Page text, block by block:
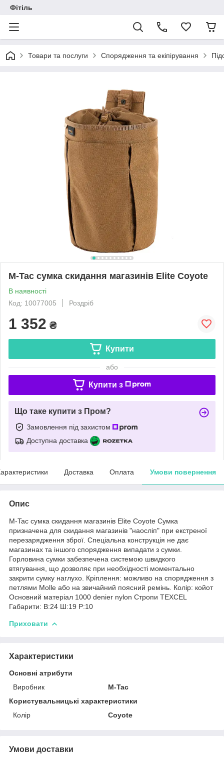
Фітіль
Товари та послуги Спорядження та екіпірування
M-Tac сумка скидання магазинів Elite Coyote
В наявності
Код: 10077005
Роздріб
1 352 ₴
Купити
або
Купити з
Що таке купити з Пром?
Замовлення під захистом
Доступна доставка
Доставка Оплата Умови повернення
Опис
M-Tac сумка скидання магазинів Elite Coyote Сумка
призначена для скидання магазинів "наосліп" при екстреної
перезарядження зброї. Спеціальна конструкція не дає
магазинах та іншого спорядження випадати з сумки.
Горловина сумки забезпечена системою швидкого
втягування, що дозволяє при необхідності моментально
закрити сумку наглухо. Кріплення: можливо на спорядження з
петлями Molle або на звичайний поясний ремінь. Колір: койот
Основний матеріал 1000 denier nylon Стропи TEXCEL
Габарити: В:24 Ш:19 Р:10
Приховати
Характеристики
Основні атрибути
Виробник
M-Tac
Користувальницькі характеристики
Колір
Coyote
Умови доставки